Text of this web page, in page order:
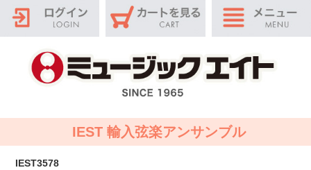
IEST 輸入弦楽アンサンブル
IEST3578